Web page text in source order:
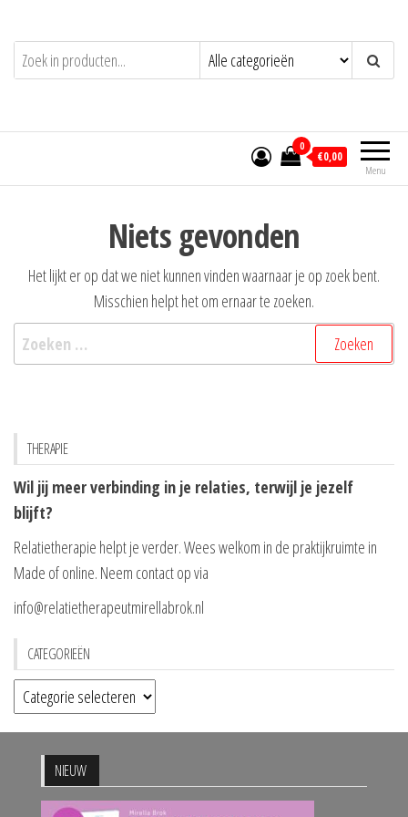
naar
Menu
0
€0,00
Niets gevonden
Het lijkt er op dat we niet kunnen vinden waarnaar je op zoek bent.
Misschien helpt het om ernaar te zoeken.
naar:
THERAPIE
Wil jij meer verbinding in je relaties, terwijl je jezelf
blijft?
Relatietherapie helpt je verder. Wees welkom in de praktijkruimte in
Made of online. Neem contact op via
info@relatietherapeutmirellabrok.nl
CATEGORIEËN
Categorieën
NIEUW